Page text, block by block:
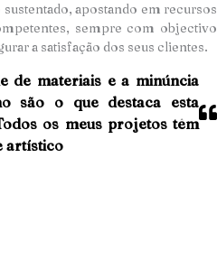
apostando em recursos
sempre com objectivo
a satisfação dos seus clientes.
de materiais e a minúncia
são o que destaca esta
os meus projetos têm
artístico